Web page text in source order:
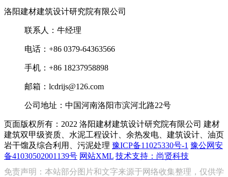
洛阳建材建筑设计研究院有限公司
联系人：牛经理
电话：+86 0379-64363566
手机：+86 18237958898
邮箱：lcdrijs@126.com
公司地址：中国河南洛阳市滨河北路22号
页面版权所有：2022 洛阳建材建筑设计研究院有限公司 建材
建筑双甲级资质、水泥工程设计、余热发电、建筑设计、油页
岩干馏及综合利用、污泥处理 豫ICP备11025330号-1 豫公网安
备41030502001139号 网站XML 技术支持：尚贤科技
免责声明：本站部分图片和文字来源于网络收集整理，仅供学